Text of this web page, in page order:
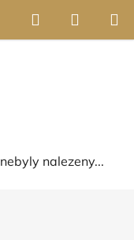
Hledat
KOŠÍK
nebyly nalezeny...